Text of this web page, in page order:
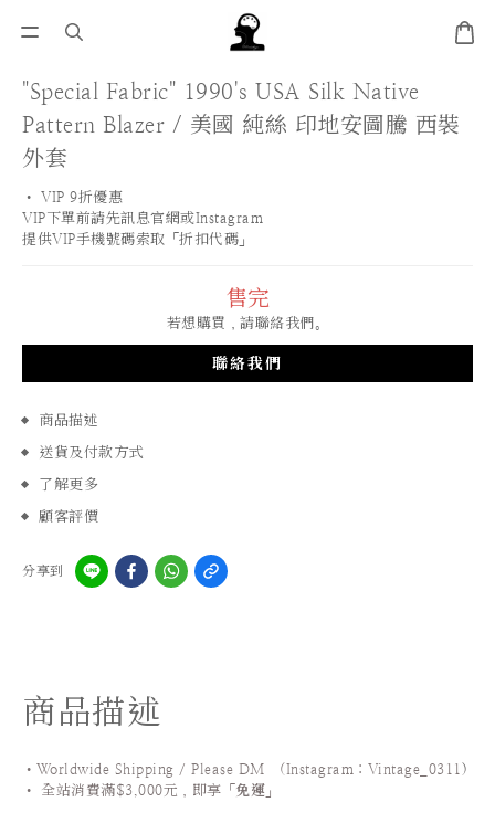
"Special Fabric" 1990's USA Silk Native
Pattern Blazer / 美國 純絲 印地安圖騰 西裝
外套
• VIP 9折優惠
VIP下單前請先訊息官網或Instagram
提供VIP手機號碼索取「折扣代碼」
售完
若想購買，請聯絡我們。
聯絡我們
商品描述
送貨及付款方式
了解更多
顧客評價
分享到
商品描述
•Worldwide Shipping / Please DM (Instagram：Vintage_0311 )
•
全站消費滿$3,000元，即享「 免運 」